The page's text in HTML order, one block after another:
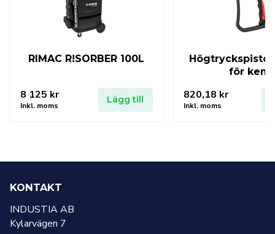
RIMAC R!SORBER 100L
8 125 kr
Inkl. moms
Lägg till
Högtryckspistol
för kem
820,18 kr
Inkl. moms
KONTAKT
INDUSTIA AB
Kylarvägen 7